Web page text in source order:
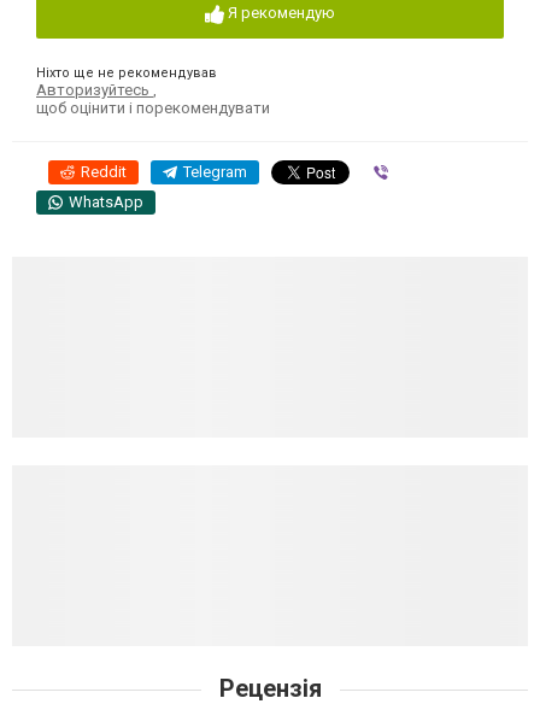
Я рекомендую
Ніхто ще не рекомендував
Авторизуйтесь
щоб оцінити і порекомендувати
Reddit Telegram
WhatsApp
Рецензія